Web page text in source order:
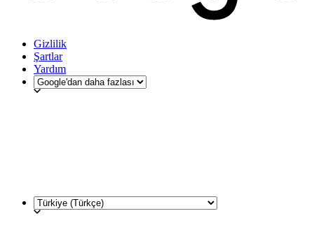
Gizlilik
Şartlar
Yardım